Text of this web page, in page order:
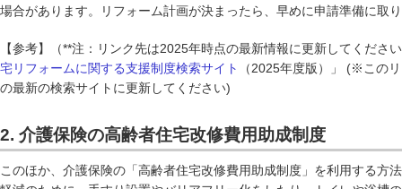
場合があります。リフォーム計画が決まったら、早めに申請準備に取
【参考】（**注：リンク先は2025年時点の最新情報に更新してくださ
宅リフォームに関する支援制度検索サイト
（2025年度版）」 (※この
の最新の検索サイトに更新してください)
2. 介護保険の高齢者住宅改修費用助成制度
このほか、介護保険の「高齢者住宅改修費用助成制度」を利用する方